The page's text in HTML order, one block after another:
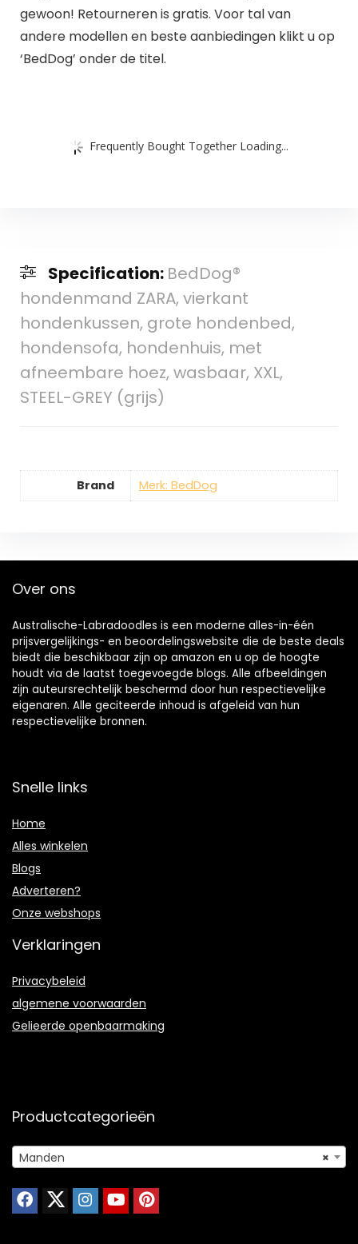
gewoon! Retourneren is gratis. Voor tal van
andere modellen en beste aanbiedingen klikt u op
‘BedDog’ onder de titel.
Frequently Bought Together Loading...
Specification: BedDog®
hondenmand ZARA, vierkant
hondenkussen, grote hondenbed,
hondensofa, hondenhuis, met
afneembare hoez, wasbaar, XXL,
STEEL-GREY (grijs)
Brand Merk: BedDog
Over ons
Australische-Labradoodles is een moderne alles-in-één
prijsvergelijkings- en beoordelingswebsite die de beste deals
biedt die beschikbaar zijn op amazon en u op de hoogte
houdt via de laatst toegevoegde blogs. Alle afbeeldingen
zijn auteursrechtelijk beschermd door hun respectievelijke
eigenaren. Alle geciteerde inhoud is afgeleid van hun
respectievelijke bronnen.
Snelle links
Home
Alles winkelen
Blogs
Adverteren?
Onze webshops
Verklaringen
Privacybeleid
algemene voorwaarden
Gelieerde openbaarmaking
Productcategorieën
×
Manden